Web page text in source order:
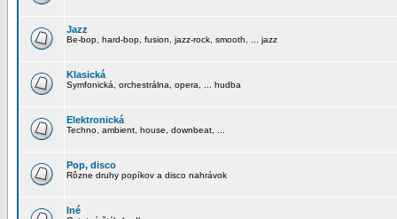
Jazz
Be-bop, hard-bop, fusion, jazz-rock, smooth, ... jazz
Klasická
Symfonická, orchestrálna, opera, ... hudba
Elektronická
Techno, ambient, house, downbeat, ...
Pop, disco
Rôzne druhy popíkov a disco nahrávok
Iné